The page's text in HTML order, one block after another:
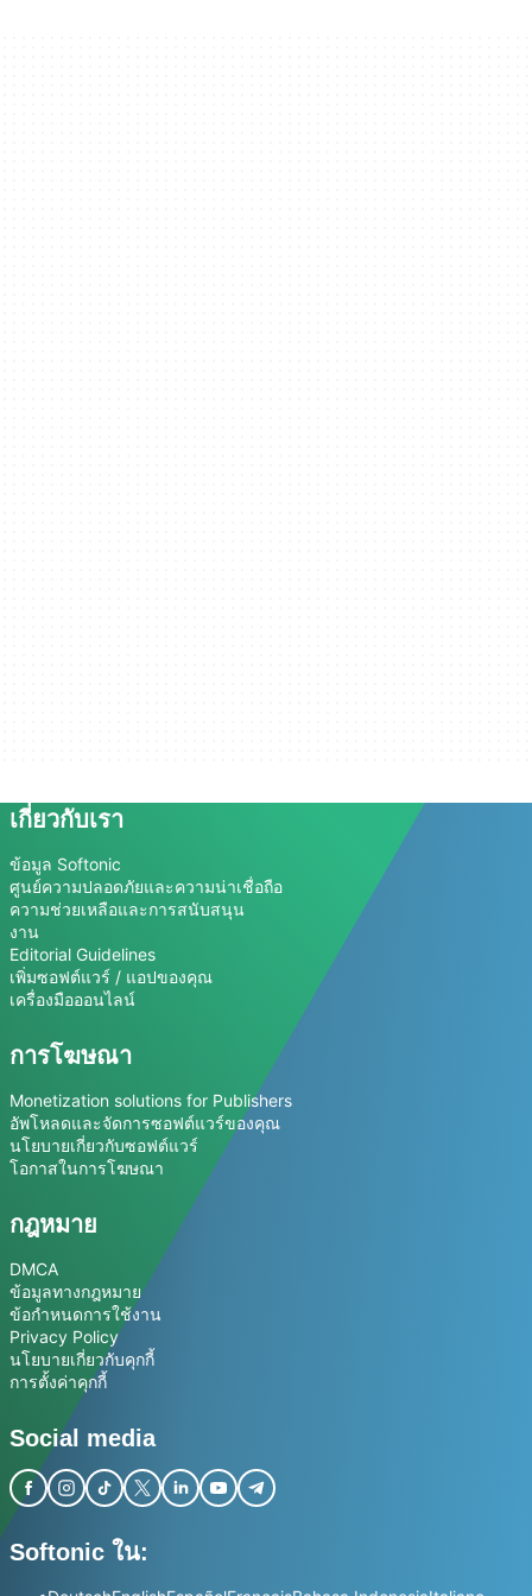
เกี่ยวกับเรา
ข้อมูล Softonic
ศูนย์ความปลอดภัยและความน่าเชื่อถือ
ความช่วยเหลือและการสนับสนุน
งาน
Editorial Guidelines
เพิ่มซอฟต์แวร์ / แอปของคุณ
เครื่องมือออนไลน์
การโฆษณา
Monetization solutions for Publishers
อัพโหลดและจัดการซอฟต์แวร์ของคุณ
นโยบายเกี่ยวกับซอฟต์แวร์
โอกาสในการโฆษณา
กฎหมาย
DMCA
ข้อมูลทางกฎหมาย
ข้อกำหนดการใช้งาน
Privacy Policy
นโยบายเกี่ยวกับคุกกี้
การตั้งค่าคุกกี้
Social media
Softonic ใน: